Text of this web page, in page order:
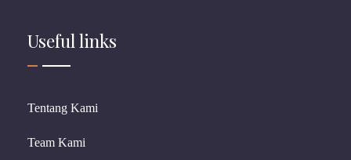
Useful links
Tentang Kami
Team Kami